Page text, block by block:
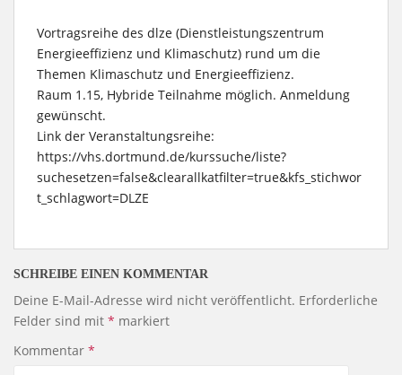
Vortragsreihe des dlze (Dienstleistungszentrum
Energieeffizienz und Klimaschutz) rund um die
Themen Klimaschutz und Energieeffizienz.
Raum 1.15, Hybride Teilnahme möglich. Anmeldung
gewünscht.
Link der Veranstaltungsreihe:
https://vhs.dortmund.de/kurssuche/liste?
suchesetzen=false&clearallkatfilter=true&kfs_stichwor
t_schlagwort=DLZE
SCHREIBE EINEN KOMMENTAR
Deine E-Mail-Adresse wird nicht veröffentlicht. Erforderliche
Felder sind mit * markiert
Kommentar *